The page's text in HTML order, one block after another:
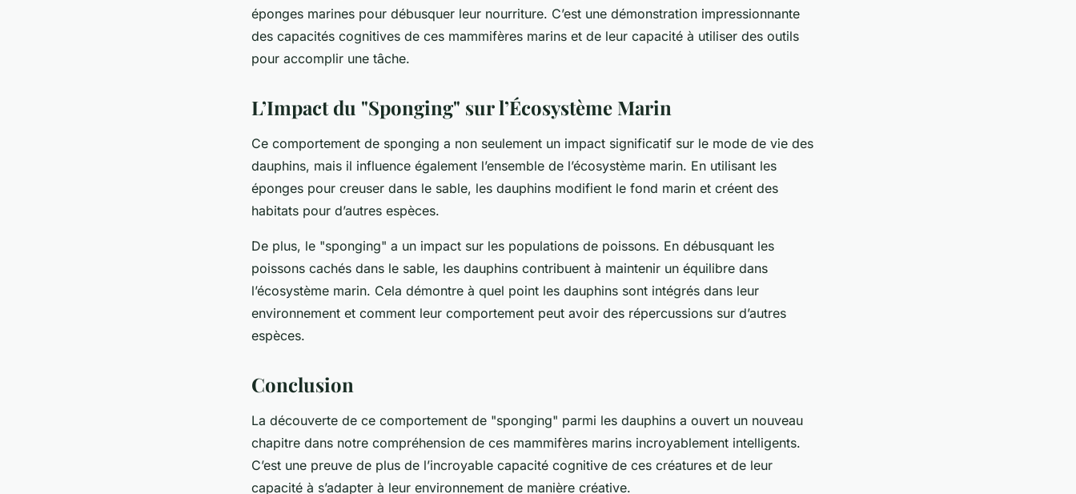
éponges marines pour débusquer leur nourriture. C’est une démonstration impressionnante
des capacités cognitives de ces mammifères marins et de leur capacité à utiliser des outils
pour accomplir une tâche.
L’Impact du "Sponging" sur l’Écosystème Marin
Ce comportement de sponging a non seulement un impact significatif sur le mode de vie des
dauphins, mais il influence également l’ensemble de l’écosystème marin. En utilisant les
éponges pour creuser dans le sable, les dauphins modifient le fond marin et créent des
habitats pour d’autres espèces.
De plus, le "sponging" a un impact sur les populations de poissons. En débusquant les
poissons cachés dans le sable, les dauphins contribuent à maintenir un équilibre dans
l’écosystème marin. Cela démontre à quel point les dauphins sont intégrés dans leur
environnement et comment leur comportement peut avoir des répercussions sur d’autres
espèces.
Conclusion
La découverte de ce comportement de "sponging" parmi les dauphins a ouvert un nouveau
chapitre dans notre compréhension de ces mammifères marins incroyablement intelligents.
C’est une preuve de plus de l’incroyable capacité cognitive de ces créatures et de leur
capacité à s’adapter à leur environnement de manière créative.